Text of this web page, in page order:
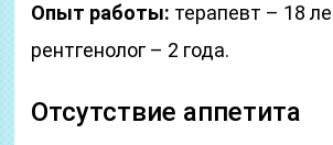
Опыт работы: терапевт – 18
рентгенолог – 2 года.
Отсутствие аппетита